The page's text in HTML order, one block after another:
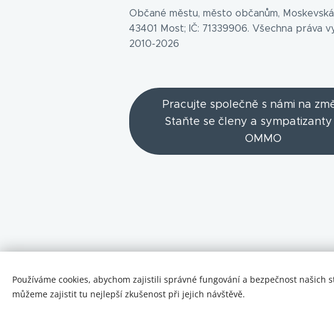
Občané městu, město občanům,
43401 Most; IČ: 71339906. Všechna práva
2010-2026
Pracujte společně s námi na
Staňte se členy a
OMMO
Používáme cookies, abychom zajistili správné fungování a bezpečnost našich
můžeme zajistit tu nejlepší zkušenost při jejich návštěvě.